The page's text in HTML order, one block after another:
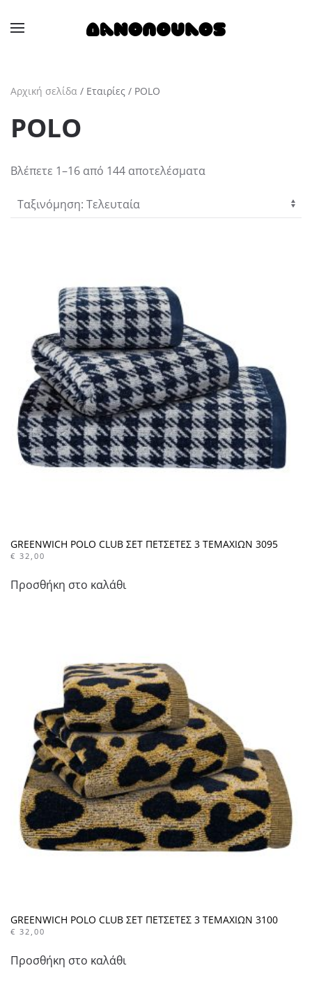
Skip to main content
Αρχική σελίδα / Εταιρίες / POLO
POLO
Βλέπετε 1–16 από 144 αποτελέσματα
GREENWICH POLO CLUB ΣΕΤ ΠΕΤΣΕΤΕΣ 3 ΤΕΜΑΧΙΩΝ 3095
€ 32,00
Προσθήκη στο καλάθι
GREENWICH POLO CLUB ΣΕΤ ΠΕΤΣΕΤΕΣ 3 ΤΕΜΑΧΙΩΝ 3100
€ 32,00
Προσθήκη στο καλάθι